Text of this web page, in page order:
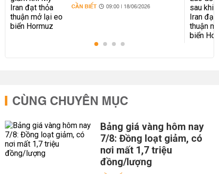
biển Hormuz
CẦN BIẾT 09:00 | 18/06/2026
CÙNG CHUYÊN MỤC
Bảng giá vàng hôm nay
7/8: Đồng loạt giảm, có
nơi mất 1,7 triệu
đồng/lượng